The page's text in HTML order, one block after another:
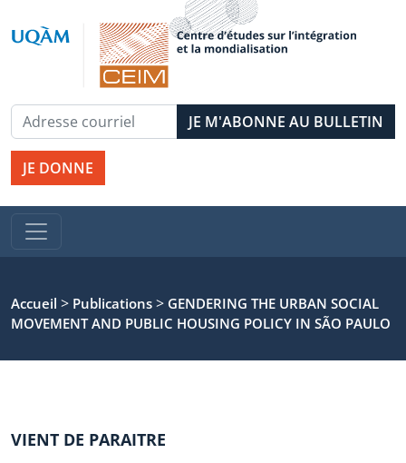
JE DONNE
Accueil > Publications > GENDERING THE URBAN SOCIAL
MOVEMENT AND PUBLIC HOUSING POLICY IN SÃO PAULO
VIENT DE PARAITRE